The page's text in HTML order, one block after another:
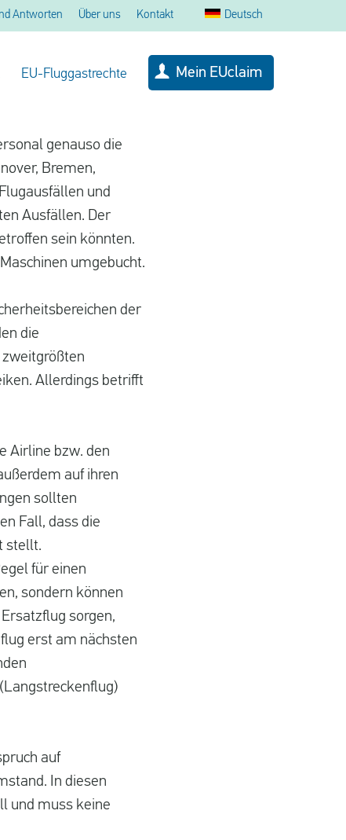
Antworten Über uns Kontakt Deutsch
EU-Fluggastrechte Mein EUclaim
genauso die
Bremen,
und
Ausfällen. Der
sein könnten.
umgebucht.
der
die
Allerdings betrifft
Airline bzw. den
auf ihren
sollten
Fall, dass die
stellt.
für einen
sondern können
sorgen,
erst am nächsten
auf
In diesen
und muss keine